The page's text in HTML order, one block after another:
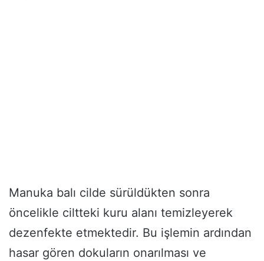
Manuka balı cilde sürüldükten sonra
öncelikle ciltteki kuru alanı temizleyerek
dezenfekte etmektedir. Bu işlemin ardından
hasar gören dokuların onarılması ve